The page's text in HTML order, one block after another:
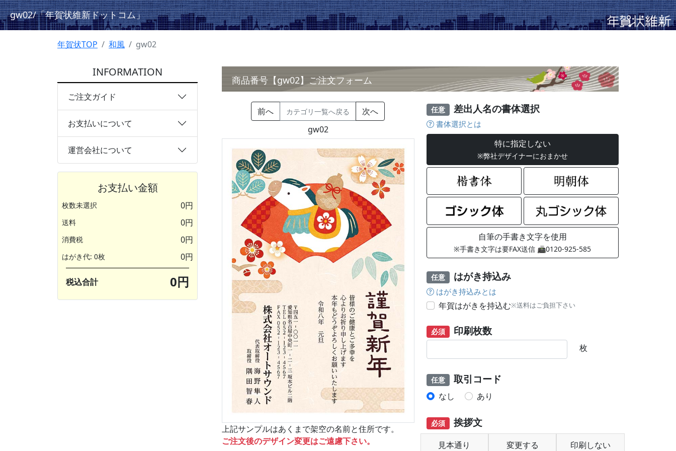
gw02/「年賀状維新ドットコム」
年賀状TOP 和風 gw02
INFORMATION
ご注文ガイド
お支払いについて
運営会社について
商品番号【gw02】ご注文フォーム
前へ カテゴリ一覧へ戻る
次へ
gw02
上記サンプルはあくまで架空の名前と住所です。
ご注文後のデザイン変更はご遠慮下さい。
任意 差出人名の書体選択
書体選択とは
特に指定しない
※弊社デザイナーにおまかせ
自筆の手書き文字を使用
※手書き文字は要FAX送信 📠0120-925-585
任意 はがき持込み
はがき持込みとは
年賀はがきを持込む※送料はご負担下さい
必須 印刷枚数
枚
任意 取引コード
なし あり
必須 挨拶文
見本通り 変更する 印刷しない
お支払い金額
枚数未選択 0円
送料 0円
消費税 0円
はがき代: 0枚 0円
税込合計 0円